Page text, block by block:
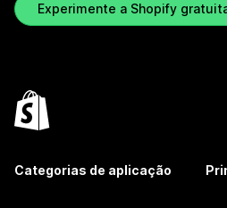
Experimente a Shopify
Categorias de aplicação